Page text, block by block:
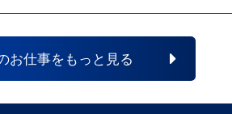
www.youtube.com/watch?
お仕事をもっと見る